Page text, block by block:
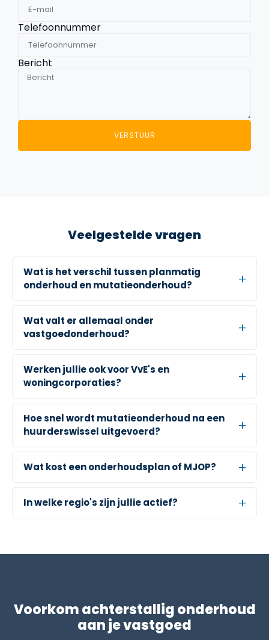
Telefoonnummer
Bericht
VERSTUUR
Veelgestelde vragen
Wat is het verschil tussen planmatig
onderhoud en mutatieonderhoud?
Wat valt er allemaal onder
vastgoedonderhoud?
Werken jullie ook voor VvE's en
woningcorporaties?
Hoe snel wordt mutatieonderhoud na een
huurderswissel uitgevoerd?
Wat kost een onderhoudsplan of MJOP?
In welke regio's zijn jullie actief?
Voorkom achterstallig onderhoud
aan je vastgoed